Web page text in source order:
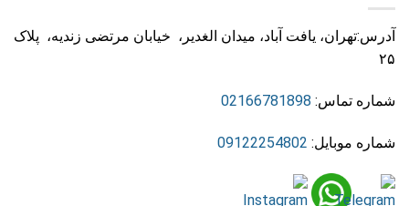
آدرس:تهران، یافت آباد، میدان الغدیر، خیابان مرتضی زندیه، پلاک
۲۵
شماره تماس: 02166781898
شماره موبایل: 09122254802